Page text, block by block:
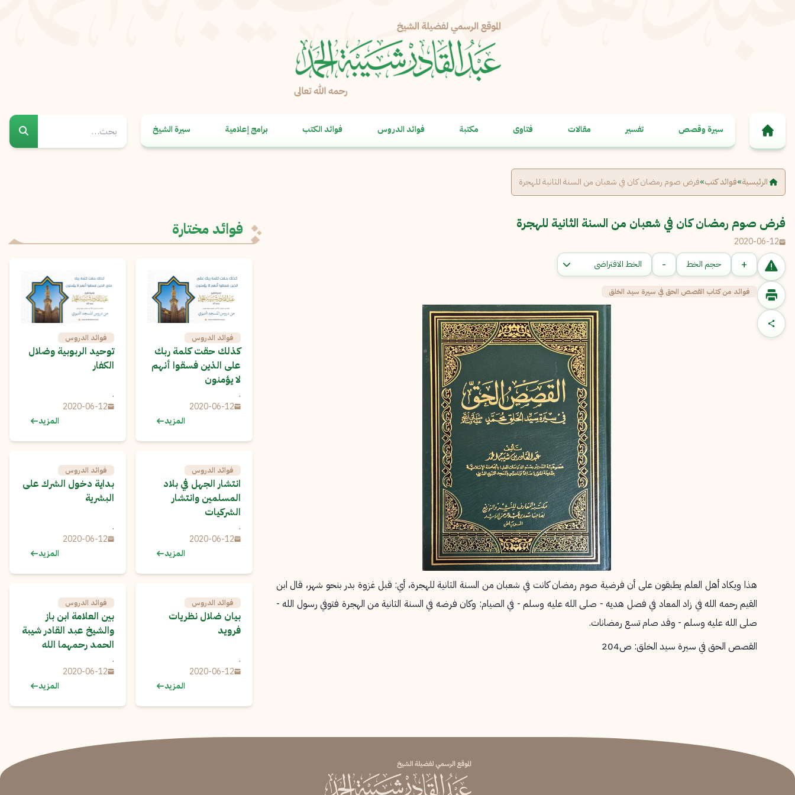
سيرة وقصص تفسير مقالات فتاوى مكتبة فوائد الدروس فوائد الكتب برامج إعلامية سيرة الشيخ
الرئيسية»فوائد كتب»فرض صوم رمضان كان في شعبان من السنة الثانية للهجرة
فرض صوم رمضان كان في شعبان من السنة الثانية للهجرة
2020-06-12
الإبلاغ عن مشكلة
البريد الإلكتروني*
الرسالة
نسخ
+ حجم الخط -
فوائد من كتاب القصص الحق في سيرة سيد الخلق
هذا ويكاد أهل العلم يطبقون على أن فرضية صوم رمضان كانت في شعبان من السنة الثانية للهجرة، أي: قبل غزوة بدر بنحو شهر، قال ابن
القيم رحمه الله في زاد المعاد في فصل هديه - صلى الله عليه وسلم - في الصيام: وكان فرضه في السنة الثانية من الهجرة فتوفي رسول الله -
صلى الله عليه وسلم - وقد صام تسع رمضانات.
القصص الحق في سيرة سيد الخلق: ص204
فوائد مختارة
فوائد الدروس
كذلك حقت كلمة ربك
على الذين فسقوا أنهم
لا يؤمنون
.
2020-06-12
المزيد
فوائد الدروس
توحيد الربوبية وضلال
الكفار
.
2020-06-12
المزيد
فوائد الدروس
انتشار الجهل في بلاد
المسلمين وانتشار
الشركيات
.
2020-06-12
المزيد
فوائد الدروس
بداية دخول الشرك على
البشرية
.
2020-06-12
المزيد
فوائد الدروس
بيان ضلال نظريات
فرويد
.
2020-06-12
المزيد
فوائد الدروس
بين العلامة ابن باز
والشيخ عبد القادر شيبة
الحمد رحمهما الله
.
2020-06-12
المزيد